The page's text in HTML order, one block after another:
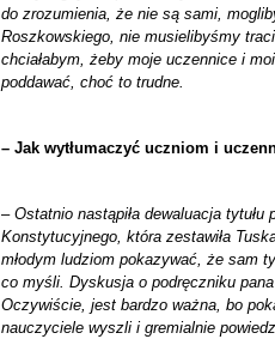
do zrozumienia, że nie są sami,
Roszkowskiego, nie musielibyśmy
chciałabym, żeby moje uczennice i
poddawać, choć to trudne.
– Jak wytłumaczyć uczniom i
– Ostatnio nastąpiła dewaluacja
Konstytucyjnego, która zestawiła
młodym ludziom pokazywać, że sam
co myśli. Dyskusja o podręczniku
Oczywiście, jest bardzo ważna, bo
nauczyciele wyszli i gremialnie